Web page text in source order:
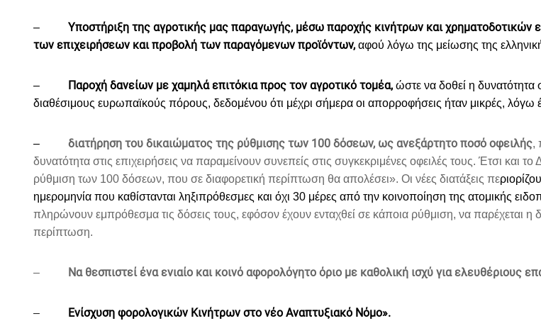
– Υποστήριξη της αγροτικής μας παραγωγής, μέσω παροχής κινήτρων και χρηματοδοτικών
των επιχειρήσεων και προβολή των παραγόμενων προϊόντων, αφού λόγω της μείωσης της
– Παροχή δανείων με χαμηλά επιτόκια προς τον αγροτικό τομέα, ώστε να δοθεί η δυνατότητα
διαθέσιμους ευρωπαϊκούς πόρους, δεδομένου ότι μέχρι σήμερα οι απορροφήσεις ήταν μικρές, λόγω
– διατήρηση του δικαιώματος της ρύθμισης των 100 δόσεων, ως ανεξάρτητο ποσό οφειλής,
δυνατότητα στις επιχειρήσεις να παραμείνουν συνεπείς στις συγκεκριμένες οφειλές τους. Έτσι και
ρύθμιση των 100 δόσεων, που σε διαφορετική περίπτωση θα απολέσει». Οι νέες διατάξεις πε
ημερομηνία που καθίστανται ληξιπρόθεσμες και όχι 30 μέρες από την κοινοποίηση της ατομικής
πληρώνουν εμπρόθεσμα τις δόσεις τους, εφόσον έχουν ενταχθεί σε κάποια ρύθμιση, να παρέχεται
περίπτωση.
– Να θεσπιστεί ένα ενιαίο και κοινό αφορολόγητο όριο με καθολική ισχύ για ελευθέριους
– Ενίσχυση φορολογικών Κινήτρων στο νέο Αναπτυξιακό Νόμο».